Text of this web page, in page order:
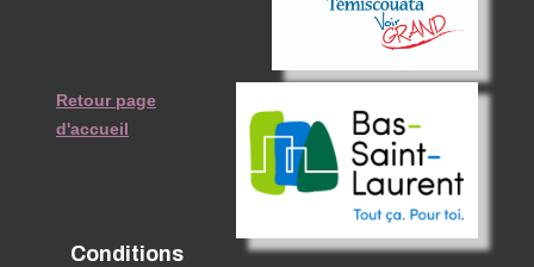
Retour page
d'accueil
Conditions